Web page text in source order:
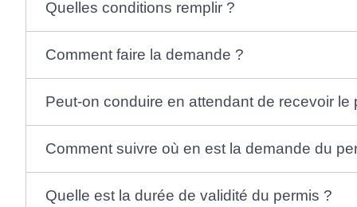
Quelles conditions remplir ?
Comment faire la demande ?
Peut-on conduire en attendant de recevoir le
Comment suivre où en est la demande du
Quelle est la durée de validité du permis ?